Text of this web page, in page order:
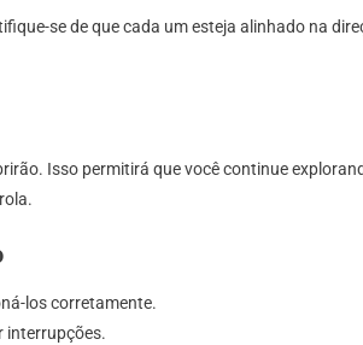
se de que cada um esteja alinhado na
Isso permitirá que você continue
los corretamente.
interrupções.